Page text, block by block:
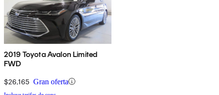
2019 Toyota Avalon Limited
FWD
$26,165 Gran oferta